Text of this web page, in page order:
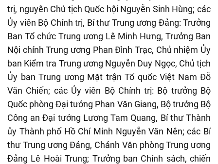
trị, nguyên Chủ tịch Quốc hội Nguyễn Sinh Hùng; các
Ủy viên Bộ Chính trị, Bí thư Trung ương Đảng: Trưởng
Ban Tổ chức Trung ương Lê Minh Hưng, Trưởng Ban
Nội chính Trung ương Phan Đình Trạc, Chủ nhiệm Ủy
ban Kiểm tra Trung ương Nguyễn Duy Ngọc, Chủ tịch
Ủy ban Trung ương Mặt trận Tổ quốc Việt Nam Đỗ
Văn Chiến; các Ủy viên Bộ Chính trị: Bộ trưởng Bộ
Quốc phòng Đại tướng Phan Văn Giang, Bộ trưởng Bộ
Công an Đại tướng Lương Tam Quang, Bí thư Thành
ủy Thành phố Hồ Chí Minh Nguyễn Văn Nên; các Bí
thư Trung ương Đảng, Chánh Văn phòng Trung ương
Đảng Lê Hoài Trung; Trưởng ban Chính sách, chiến